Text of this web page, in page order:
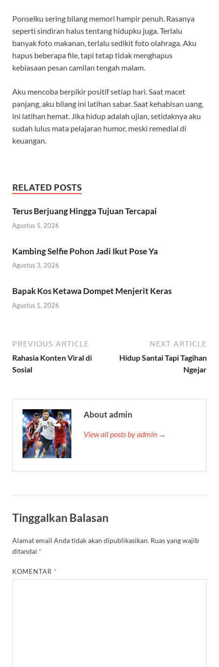
Ponselku sering bilang memori hampir penuh. Rasanya
seperti sindiran halus tentang hidupku juga. Terlalu
banyak foto makanan, terlalu sedikit foto olahraga. Aku
hapus beberapa file, tapi tetap tidak menghapus
kebiasaan pesan camilan tengah malam.
Aku mencoba berpikir positif setiap hari. Saat macet
panjang, aku bilang ini latihan sabar. Saat kehabisan uang,
ini latihan hemat. Jika hidup adalah ujian, setidaknya aku
sudah lulus mata pelajaran humor, meski remedial di
keuangan.
RELATED POSTS
Terus Berjuang Hingga Tujuan Tercapai
Agustus 5, 2026
Kambing Selfie Pohon Jadi Ikut Pose Ya
Agustus 3, 2026
Bapak Kos Ketawa Dompet Menjerit Keras
Agustus 1, 2026
PREVIOUS ARTICLE
Rahasia Konten Viral di
Sosial
NEXT ARTICLE
Hidup Santai Tapi Tagihan
Ngejar
About admin
View all posts by admin →
Tinggalkan Balasan
Alamat email Anda tidak akan dipublikasikan. Ruas yang wajib
ditandai *
KOMENTAR *